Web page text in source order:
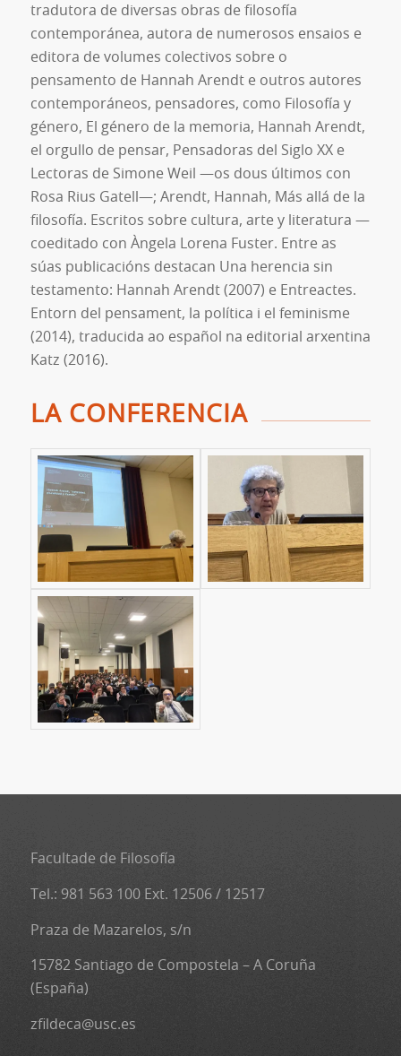
tradutora de diversas obras de filosofía
contemporánea, autora de numerosos ensaios e
editora de volumes colectivos sobre o
pensamento de Hannah Arendt e outros autores
contemporáneos, pensadores, como Filosofía y
género, El género de la memoria, Hannah Arendt,
el orgullo de pensar, Pensadoras del Siglo XX e
Lectoras de Simone Weil —os dous últimos con
Rosa Rius Gatell—; Arendt, Hannah, Más allá de la
filosofía. Escritos sobre cultura, arte y literatura —
coeditado con Àngela Lorena Fuster. Entre as
súas publicacións destacan Una herencia sin
testamento: Hannah Arendt (2007) e Entreactes.
Entorn del pensament, la política i el feminisme
(2014), traducida ao español na editorial arxentina
Katz (2016).
LA CONFERENCIA
Facultade de Filosofía
Tel.: 981 563 100 Ext. 12506 / 12517
Praza de Mazarelos, s/n
15782 Santiago de Compostela – A Coruña
(España)
zfildeca@usc.es